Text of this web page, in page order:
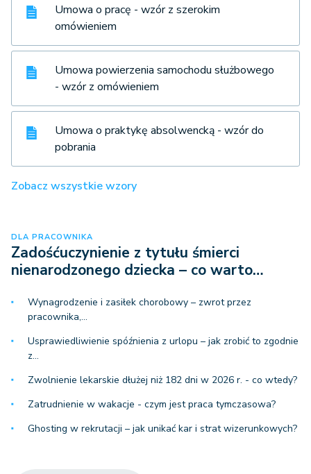
Umowa o pracę - wzór z szerokim
omówieniem
Umowa powierzenia samochodu służbowego
- wzór z omówieniem
Umowa o praktykę absolwencką - wzór do
pobrania
Zobacz wszystkie wzory
DLA PRACOWNIKA
Zadośćuczynienie z tytułu śmierci
nienarodzonego dziecka – co warto…
Wynagrodzenie i zasiłek chorobowy – zwrot przez
pracownika,…
Usprawiedliwienie spóźnienia z urlopu – jak zrobić to zgodnie
z…
Zwolnienie lekarskie dłużej niż 182 dni w 2026 r. - co wtedy?
Zatrudnienie w wakacje - czym jest praca tymczasowa?
Ghosting w rekrutacji – jak unikać kar i strat wizerunkowych?